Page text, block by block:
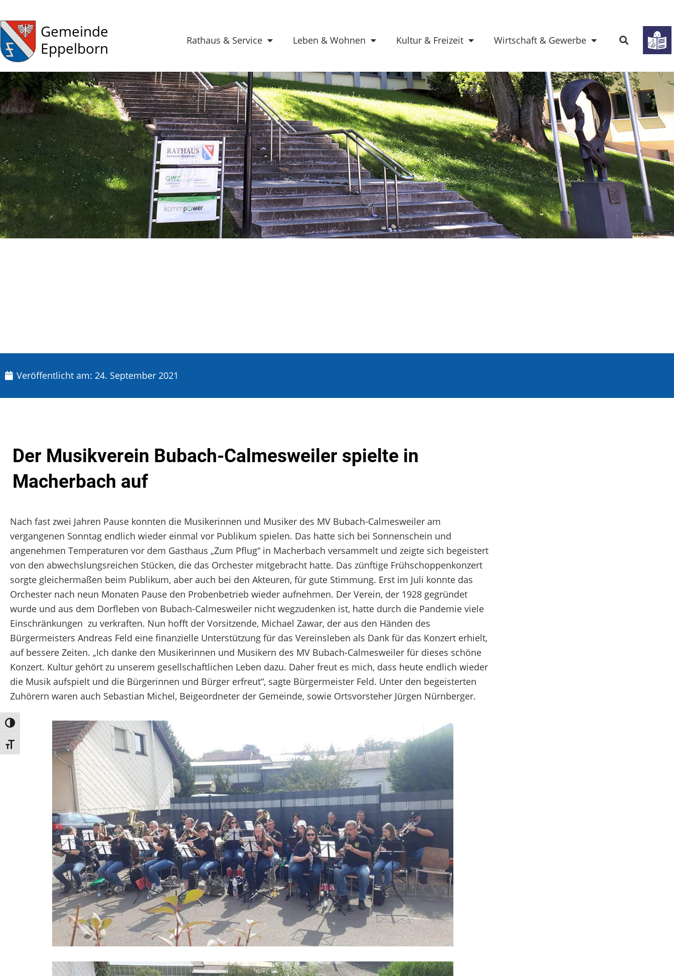
Umschalten auf hohe Kontraste
Schrift vergrößern
Gemeinde
Eppelborn
Rathaus & Service Leben & Wohnen Kultur & Freizeit Wirtschaft & Gewerbe
Veröffentlicht am: 24. September 2021
Der Musikverein Bubach-Calmesweiler spielte in
Macherbach auf
Nach fast zwei Jahren Pause konnten die Musikerinnen und Musiker des MV Bubach-Calmesweiler am
vergangenen Sonntag endlich wieder einmal vor Publikum spielen. Das hatte sich bei Sonnenschein und
angenehmen Temperaturen vor dem Gasthaus „Zum Pflug“ in Macherbach versammelt und zeigte sich begeistert
von den abwechslungsreichen Stücken, die das Orchester mitgebracht hatte. Das zünftige Frühschoppenkonzert
sorgte gleichermaßen beim Publikum, aber auch bei den Akteuren, für gute Stimmung. Erst im Juli konnte das
Orchester nach neun Monaten Pause den Probenbetrieb wieder aufnehmen. Der Verein, der 1928 gegründet
wurde und aus dem Dorfleben von Bubach-Calmesweiler nicht wegzudenken ist, hatte durch die Pandemie viele
Einschränkungen zu verkraften. Nun hofft der Vorsitzende, Michael Zawar, der aus den Händen des
Bürgermeisters Andreas Feld eine finanzielle Unterstützung für das Vereinsleben als Dank für das Konzert erhielt,
auf bessere Zeiten. „Ich danke den Musikerinnen und Musikern des MV Bubach-Calmesweiler für dieses schöne
Konzert. Kultur gehört zu unserem gesellschaftlichen Leben dazu. Daher freut es mich, dass heute endlich wieder
die Musik aufspielt und die Bürgerinnen und Bürger erfreut“, sagte Bürgermeister Feld. Unter den begeisterten
Zuhörern waren auch Sebastian Michel, Beigeordneter der Gemeinde, sowie Ortsvorsteher Jürgen Nürnberger.